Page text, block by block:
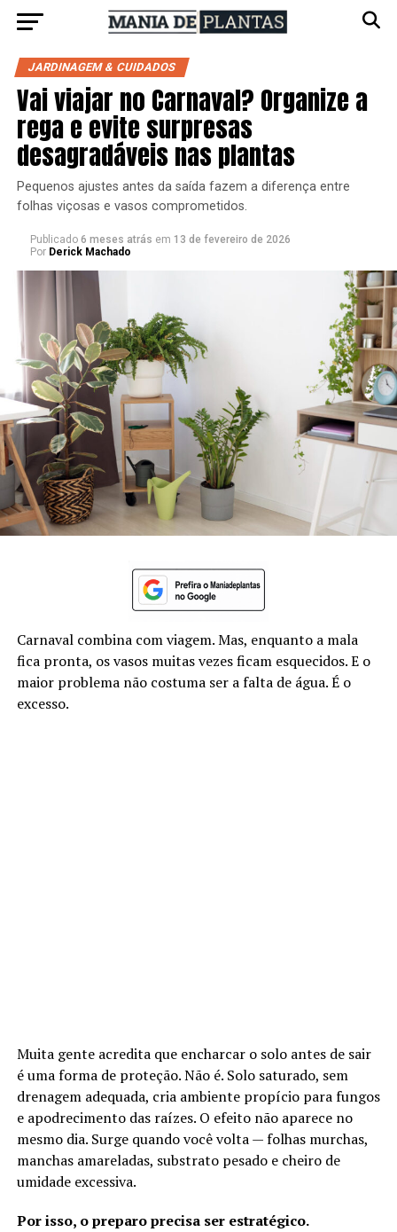
JARDINAGEM & CUIDADOS
Vai viajar no Carnaval? Organize a
rega e evite surpresas
desagradáveis nas plantas
Pequenos ajustes antes da saída fazem a diferença entre
folhas viçosas e vasos comprometidos.
Publicado 6 meses atrás em 13 de fevereiro de 2026
Por Derick Machado
Carnaval combina com viagem. Mas, enquanto a mala
fica pronta, os vasos muitas vezes ficam esquecidos. E o
maior problema não costuma ser a falta de água. É o
excesso.
Muita gente acredita que encharcar o solo antes de sair
é uma forma de proteção. Não é. Solo saturado, sem
drenagem adequada, cria ambiente propício para fungos
e apodrecimento das raízes. O efeito não aparece no
mesmo dia. Surge quando você volta — folhas murchas,
manchas amareladas, substrato pesado e cheiro de
umidade excessiva.
Por isso, o preparo precisa ser estratégico.